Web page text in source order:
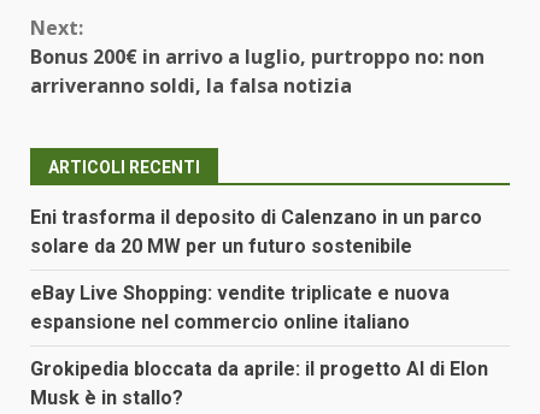
Next:
Bonus 200€ in arrivo a luglio, purtroppo no: non
arriveranno soldi, la falsa notizia
ARTICOLI RECENTI
Eni trasforma il deposito di Calenzano in un parco
solare da 20 MW per un futuro sostenibile
eBay Live Shopping: vendite triplicate e nuova
espansione nel commercio online italiano
Grokipedia bloccata da aprile: il progetto AI di Elon
Musk è in stallo?